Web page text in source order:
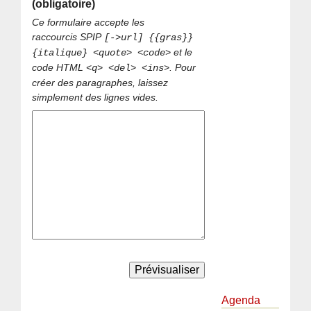
(obligatoire)
Ce formulaire accepte les
raccourcis SPIP [->url] {{gras}}
{italique} <quote> <code> et le
code HTML<q> <del> <ins>. Pour
créer des paragraphes, laissez
simplement des lignes vides.
Agenda